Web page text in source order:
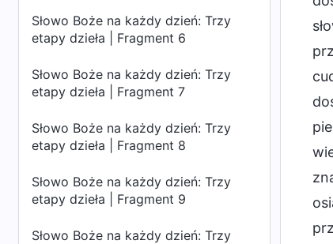
Słowo Boże na każdy dzień: Trzy
etapy dzieła | Fragment 6
Słowo Boże na każdy dzień: Trzy
etapy dzieła | Fragment 7
Słowo Boże na każdy dzień: Trzy
etapy dzieła | Fragment 8
Słowo Boże na każdy dzień: Trzy
etapy dzieła | Fragment 9
Słowo Boże na każdy dzień: Trzy